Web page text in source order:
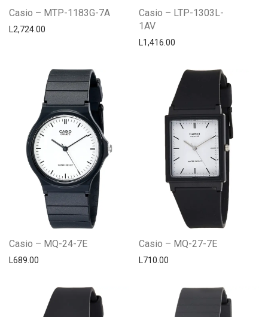
Casio – MTP-1183G-7A
L2,724.00
Casio – LTP-1303L-
1AV
L1,416.00
Casio – MQ-24-7E
L689.00
Casio – MQ-27-7E
L710.00